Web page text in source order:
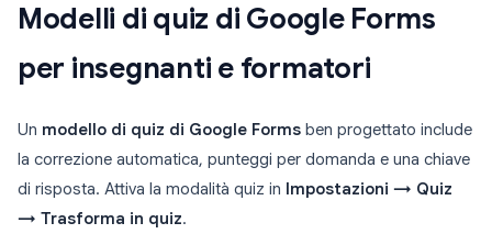
Modelli di quiz di Google Forms
per insegnanti e formatori
Un modello di quiz di Google Forms ben progettato include
la correzione automatica, punteggi per domanda e una chiave
di risposta. Attiva la modalità quiz in Impostazioni → Quiz
→ Trasforma in quiz.